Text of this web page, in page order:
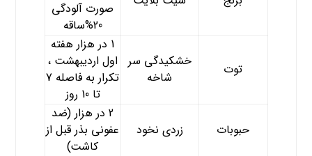
صورت آلودگی
20%ساقه
توت
خشکیدگی سر
شاخه
1 در هزار هفته
اول اردیبهشت ،
تکرار به فاصله 7
تا 10 روز
حبوبات زردی نخود
2 در هزار (ضد
عفونی بذر قبل از
کاشت)